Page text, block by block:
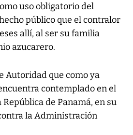
uso obligatorio del
público que el contralor
allí, al ser su familia
azucarero.
Autoridad que como ya
contemplado en el
República de Panamá, en su
la Administración